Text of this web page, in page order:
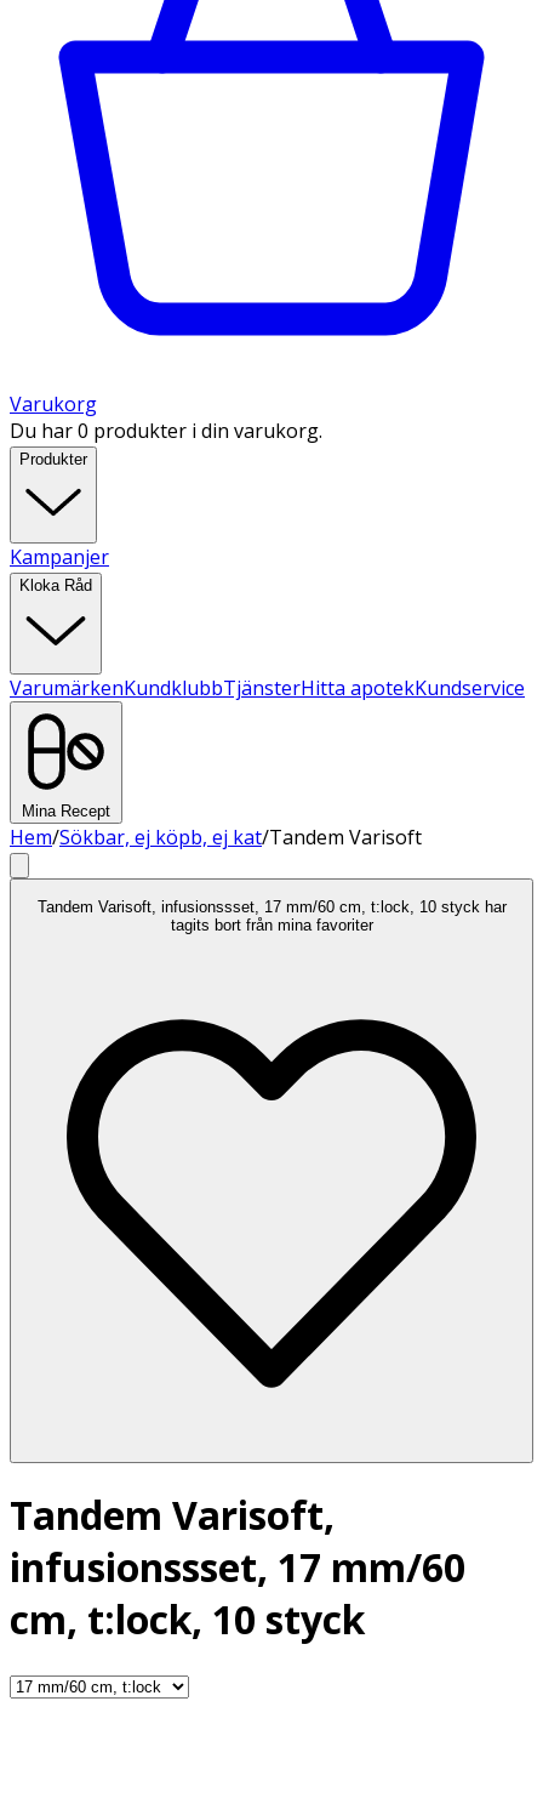
Varukorg
Du har 0 produkter i din varukorg.
Produkter
Kampanjer
Kloka Råd
VarumärkenKundklubbTjänsterHitta apotekKundservice
Mina Recept
Hem/Sökbar, ej köpb, ej kat/Tandem Varisoft
Tandem Varisoft, infusionssset, 17 mm/60 cm, t:lock, 10 styck har
tagits bort från mina favoriter
Tandem Varisoft,
infusionssset, 17 mm/60
cm, t:lock, 10 styck